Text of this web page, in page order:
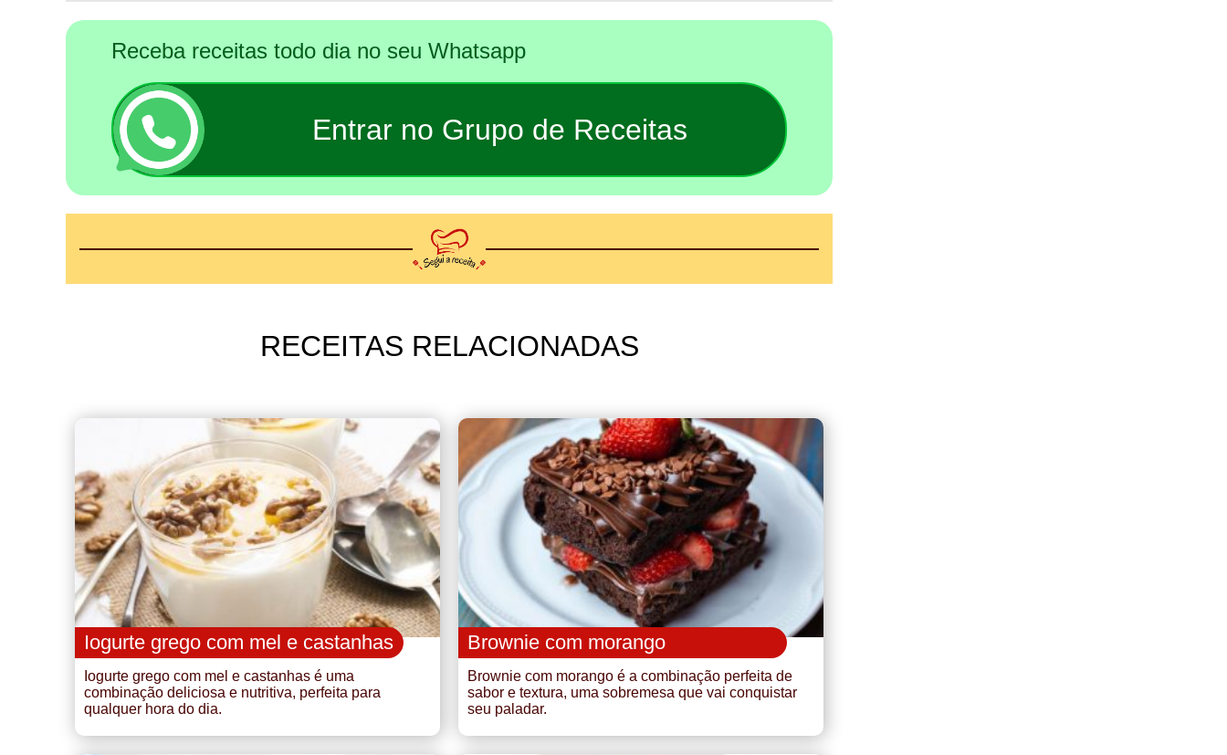
Receba receitas todo dia no seu Whatsapp
Entrar no Grupo de Receitas
RECEITAS RELACIONADAS
Iogurte grego com mel e castanhas
Iogurte grego com mel e castanhas é uma
combinação deliciosa e nutritiva, perfeita para
qualquer hora do dia.
Brownie com morango
Brownie com morango é a combinação perfeita de
sabor e textura, uma sobremesa que vai conquistar
seu paladar.